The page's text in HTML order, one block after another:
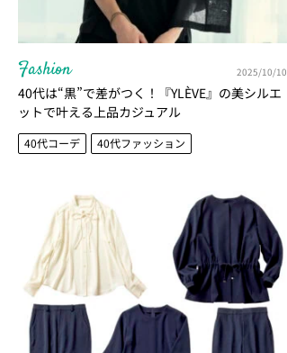
Fashion 2025/10/10
40代は“黒”で差がつく！『YLÈVE』の美シルエ
ットで叶える上品カジュアル
40代コーデ 40代ファッション